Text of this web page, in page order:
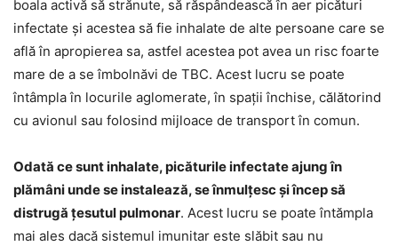
boala activă să strănute, să răspândească în aer picături
infectate și acestea să fie inhalate de alte persoane care se
află în apropierea sa, astfel acestea pot avea un risc foarte
mare de a se îmbolnăvi de TBC. Acest lucru se poate
întâmpla în locurile aglomerate, în spații închise, călătorind
cu avionul sau folosind mijloace de transport în comun.
Odată ce sunt inhalate, picăturile infectate ajung în
plămâni unde se instalează, se înmulțesc și încep să
distrugă țesutul pulmonar. Acest lucru se poate întămpla
mai ales dacă sistemul imunitar este slăbit sau nu